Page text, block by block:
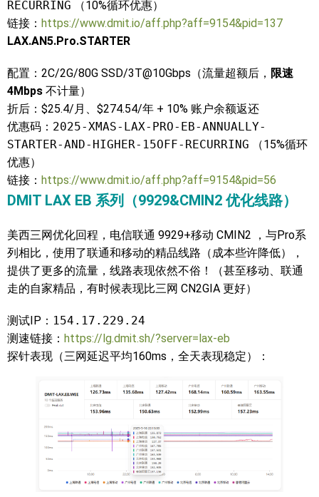
RECURRING （10%循环优惠）
链接： https://www.dmit.io/aff.php?aff=9154&pid=137
LAX.AN5.Pro.STARTER
配置：2C/2G/80G SSD/3T@10Gbps（流量超额后， 限速
4Mbps 不计量）
折后：$25.4/月、$274.54/年 + 10% 账户余额返还
优惠码： 2025-XMAS-LAX-PRO-EB-ANNUALLY-
STARTER-AND-HIGHER-15OFF-RECURRING （15%循环
优惠）
链接： https://www.dmit.io/aff.php?aff=9154&pid=56
DMIT LAX EB 系列（9929&CMIN2 优化线路）
美西三网优化回程，电信联通 9929+移动 CMIN2 ，与Pro系
列相比，使用了联通和移动的精品线路（成本些许降低），
提供了更多的流量，线路表现依然不俗！（甚至移动、联通
走的自家精品，有时候表现比三网 CN2GIA 更好）
测试IP： 154.17.229.24
测速链接： https://lg.dmit.sh/?server=lax-eb
探针表现（三网延迟平均160ms，全天表现稳定）：